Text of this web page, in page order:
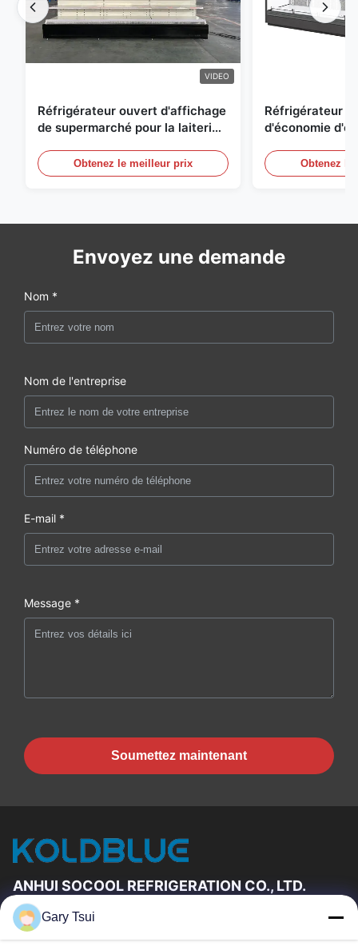
VIDEO
Réfrigérateur ouvert d'affichage
de supermarché pour la laiterie
LED
Obtenez le meilleur prix
Réfrigérateur
d'économie
Obtenez
Envoyez une demande
Nom *
Nom de l'entreprise
Numéro de téléphone
E-mail *
Message *
Soumettez maintenant
ANHUI SOCOOL REFRIGERATION CO., LTD.
Liens Rapides
Gary Tsui